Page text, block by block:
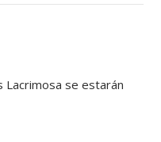
Lacrimosa se estarán